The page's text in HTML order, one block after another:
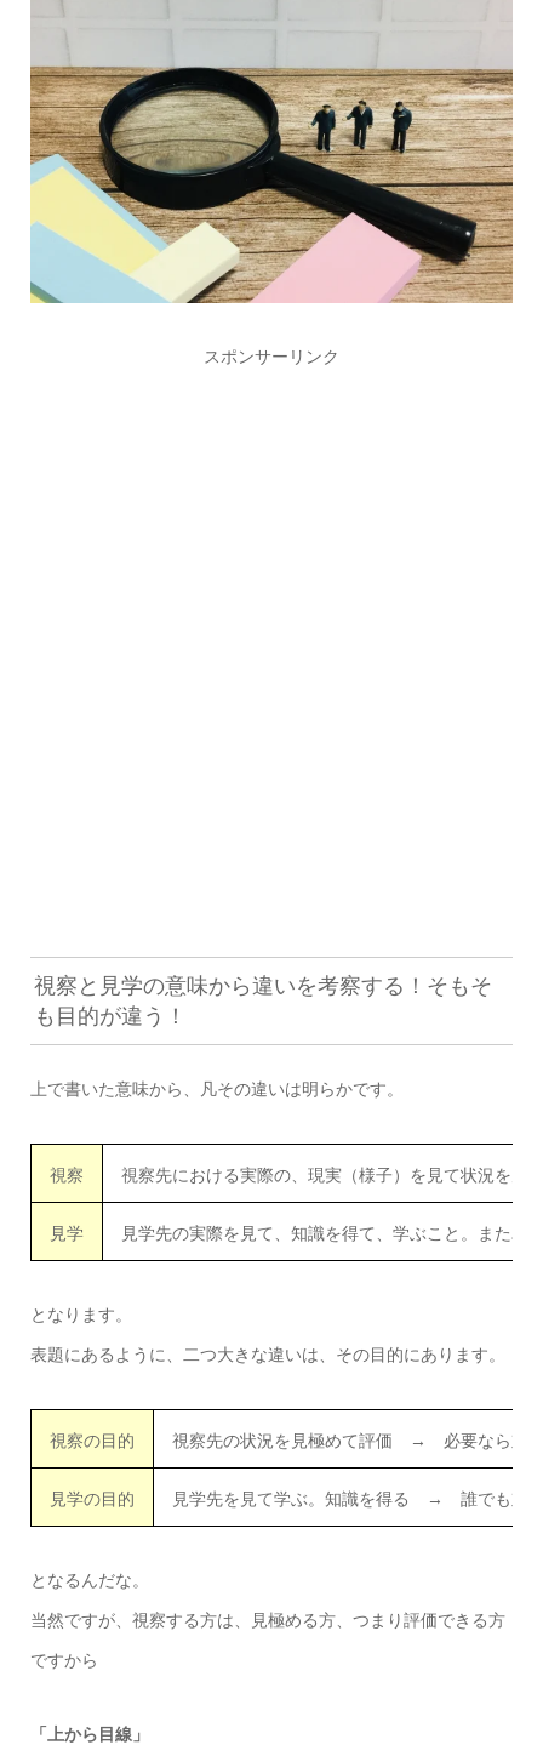
スポンサーリンク
視察と見学の意味から違いを考察する！そもそ
も目的が違う！
上で書いた意味から、凡その違いは明らかです。
視察 視察先における実際の、現実（様子）を見て状況を見
見学 見学先の実際を見て、知識を得て、学ぶこと。また単
となります。
表題にあるように、二つ大きな違いは、その目的にあります。
視察の目的 視察先の状況を見極めて評価 → 必要なら対策
見学の目的 見学先を見て学ぶ。知識を得る → 誰でも対
となるんだな。
当然ですが、視察する方は、見極める方、つまり評価できる方
ですから
「上から目線」